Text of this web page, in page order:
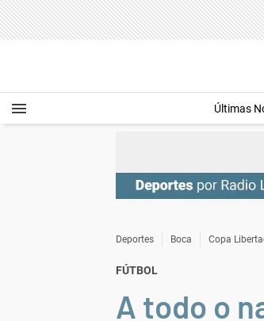
Últimas
Deportes Boca Copa
FÚTBOL
A todo o